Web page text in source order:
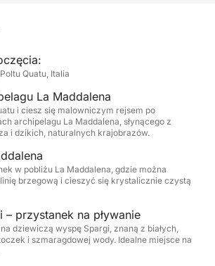
się w śródziemnomorskim
morskiego.
punktów programu jest postój
Budelli, słynącej z kultowej
niesamowitych kolorów otaczającej
i relaksu wśród dziewiczej
zrelaksować się na
się napojami
przekąskami i butelką wina, a
Quatu, Italia
La Maddalena
i ciesz się malowniczym rejsem po
archipelagu La Maddalena, słynącego z
i dzikich, naturalnych krajobrazów.
w pobliżu La Maddalena, gdzie można
brzegową i cieszyć się krystalicznie czystą
– przystanek na pływanie
dziewiczą wyspę Spargi, znaną z białych,
i szmaragdowej wody. Idealne miejsce na